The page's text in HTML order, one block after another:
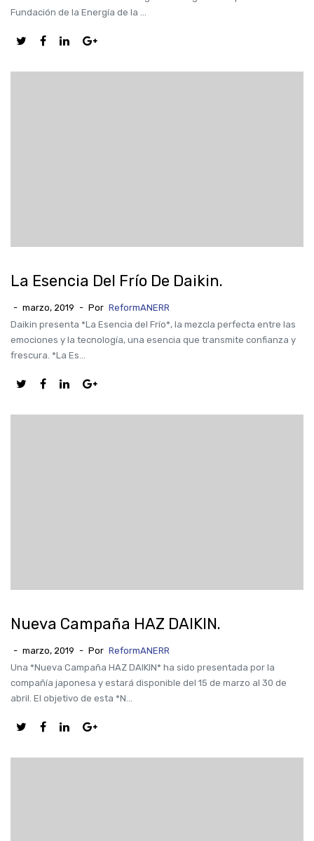
Fundación de la Energía de la ...
La Esencia Del Frío De Daikin.
- marzo, 2019 - Por ReformANERR
Daikin presenta *La Esencia del Frío*, la mezcla perfecta entre las
emociones y la tecnología, una esencia que transmite confianza y
frescura. *La Es...
Nueva Campaña HAZ DAIKIN.
- marzo, 2019 - Por ReformANERR
Una *Nueva Campaña HAZ DAIKIN* ha sido presentada por la
compañía japonesa y estará disponible del 15 de marzo al 30 de
abril. El objetivo de esta *N...